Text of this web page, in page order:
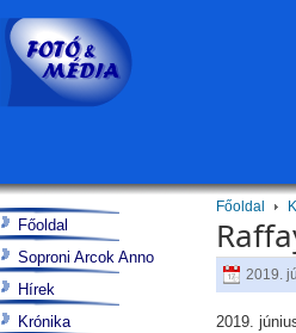
Főoldal
2019.
2019.
Főoldal
Soproni Arcok Anno
Hírek
Krónika